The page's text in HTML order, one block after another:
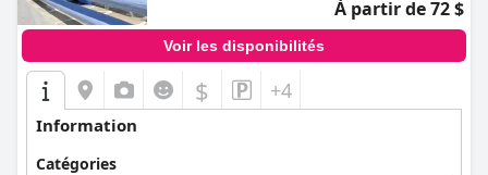
À partir de 72 $
Voir les disponibilités
$ +4
Information
Catégories